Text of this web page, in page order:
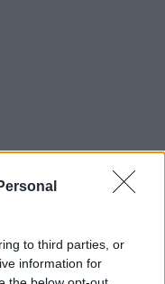
to third parties, or
information for